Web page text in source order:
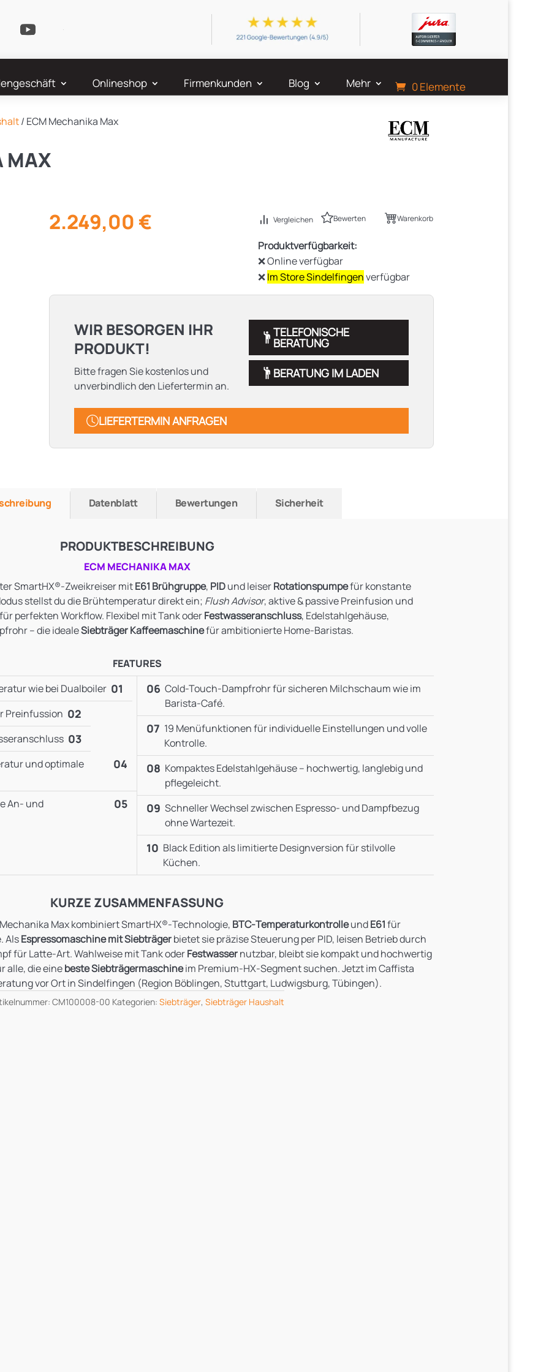
Onlineshop Firmenkunden Blog Mehr 0 Elemente
/ ECM Mechanika Max
MAX
2.249,00 € Vergleichen Bewerten Warenkorb
Produktverfügbarkeit:
❌ Online verfügbar
❌Im Store Sindelfingenverfügbar
WIR BESORGEN IHR
PRODUKT!
Bitte fragen Sie kostenlos und
unverbindlich den Liefertermin an.
TELEFONISCHE
BERATUNG
BERATUNG IM LADEN
LIEFERTERMIN ANFRAGEN
Datenblatt Bewertungen Sicherheit
PRODUKTBESCHREIBUNG
ECM MECHANIKA MAX
SmartHX®‑Zweikreiser mitE61 Brühgruppe, PIDund leiserRotationspumpefür konstante
stellst du die Brühtemperatur direkt ein; Flush Advisor, aktive & passive Preinfusion und
perfekten Workflow. Flexibel mit Tank oderFestwasseranschluss, Edelstahlgehäuse,
– die idealeSiebträger Kaffeemaschinefür ambitionierte Home‑Baristas.
FEATURES
01
wie bei Dualboiler
02
Preinfussion
03
04
und optimale
05
An- und
06 Cold-Touch-Dampfrohr für sicheren Milchschaum wie im
Barista-Café.
07 19 Menüfunktionen für individuelle Einstellungen und volle
Kontrolle.
08 Kompaktes Edelstahlgehäuse – hochwertig, langlebig und
pflegeleicht.
09 Schneller Wechsel zwischen Espresso- und Dampfbezug
ohne Wartezeit.
10 Black Edition als limitierte Designversion für stilvolle
Küchen.
KURZE ZUSAMMENFASSUNG
Max kombiniert SmartHX®‑Technologie, BTC‑TemperaturkontrolleundE61für
AlsEspressomaschine mit Siebträgerbietet sie präzise Steuerung per PID, leisen Betrieb durch
für Latte‑Art. Wahlweise mit Tank oderFestwassernutzbar, bleibt sie kompakt und hochwertig
alle, die einebeste Siebträgermaschineim Premium‑HX‑Segment suchen. Jetzt im Caffista
vor Ort in Sindelfingen (Region Böblingen, Stuttgart, Ludwigsburg, Tübingen).
CM100008-00 Kategorien: Siebträger, Siebträger Haushalt